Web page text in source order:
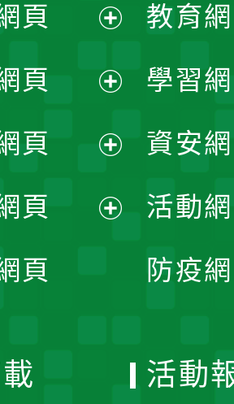
選
單
開
選
單
頁
開
選
單
頁
開
選
頁
開
頁
頁
教育
學習
資安
活動
防疫
活動